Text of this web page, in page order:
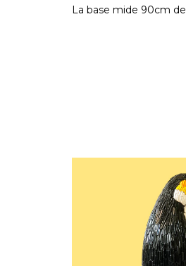
La base mide 90cm